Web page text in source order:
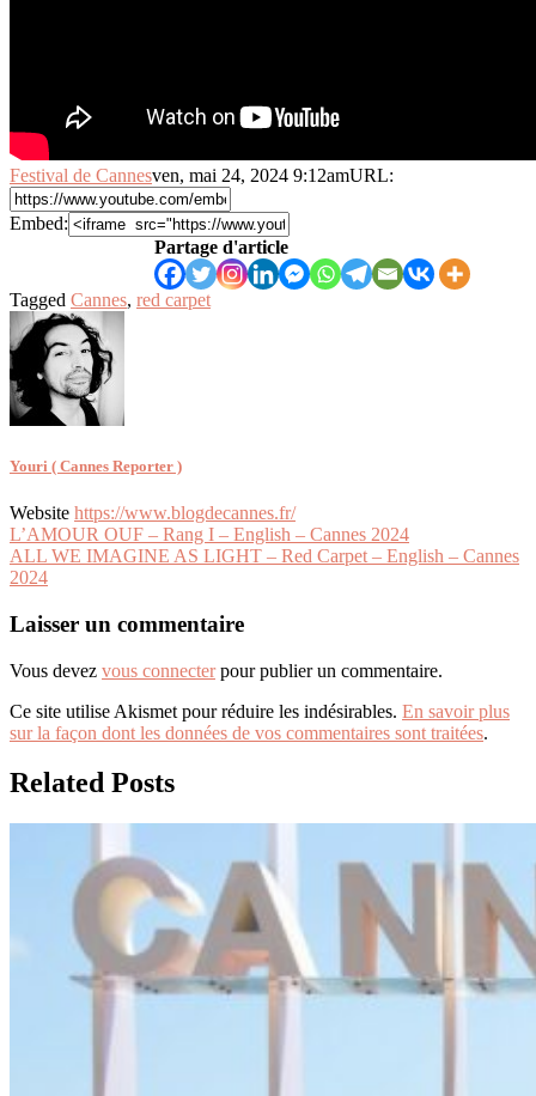
Festival de Cannesven, mai 24, 2024 9:12amURL:
Embed:
Partage d'article
Tagged Cannes, red carpet
Youri ( Cannes Reporter )
Website https://www.blogdecannes.fr/
Navigation
de
L’AMOUR OUF – Rang I – English – Cannes 2024
ALL WE IMAGINE AS LIGHT – Red Carpet – English – Cannes
2024
Laisser un commentaire
Vous devez vous connecterpour publier un commentaire.
Ce site utilise Akismet pour réduire les indésirables. En savoir plus
sur la façon dont les données de vos commentaires sont traitées.
Related Posts